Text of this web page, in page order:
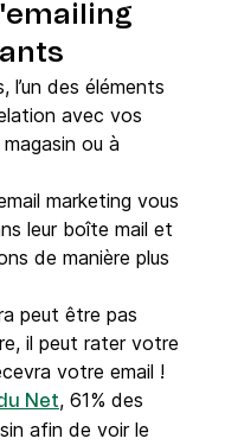
l’un des éléments
avec vos
ou à
marketing vous
leur boîte mail et
de manière plus
peut être pas
il peut rater votre
votre email !
Net, 61% des
afin de voir le